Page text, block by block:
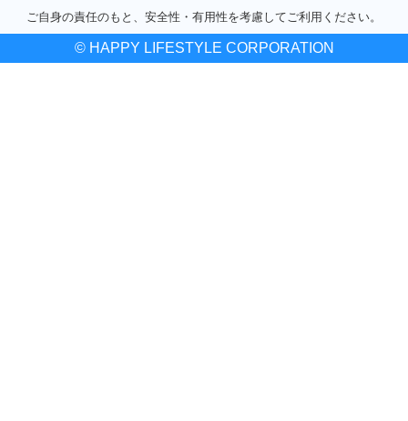
ご自身の責任のもと、安全性・有用性を考慮してご利用ください。
© HAPPY LIFESTYLE CORPORATION